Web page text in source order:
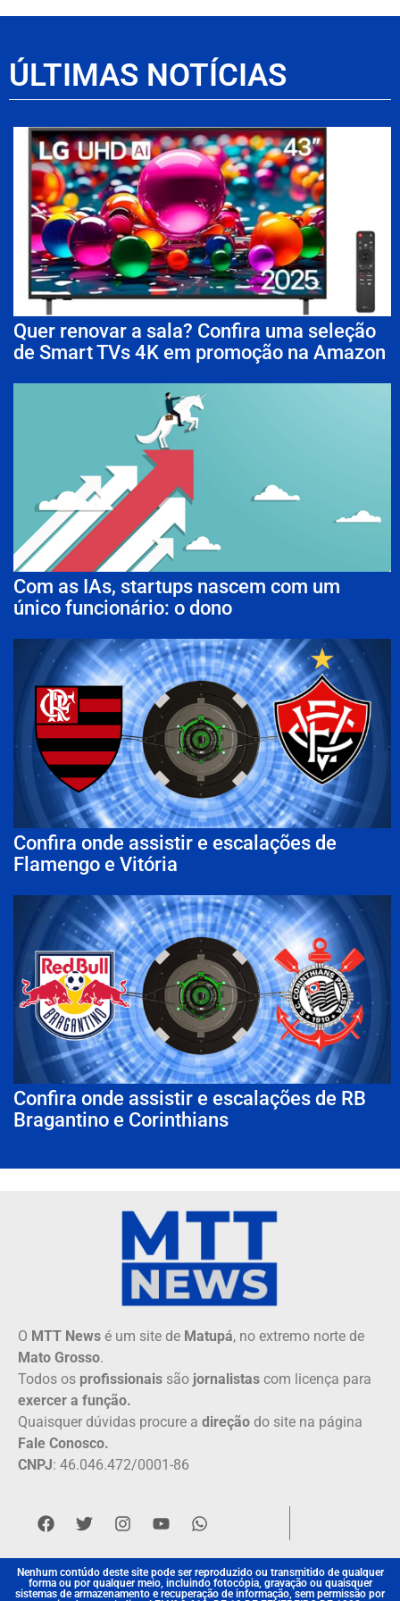
ÚLTIMAS NOTÍCIAS
Quer renovar a sala? Confira uma seleção
de Smart TVs 4K em promoção na Amazon
Com as IAs, startups nascem com um
único funcionário: o dono
Confira onde assistir e escalações de
Flamengo e Vitória
Confira onde assistir e escalações de RB
Bragantino e Corinthians
O MTT News é um site de Matupá, no extremo norte de
Mato Grosso.
Todos os profissionais são jornalistas com licença para
exercer a função.
Quaisquer dúvidas procure a direção do site na página
Fale Conosco.
CNPJ: 46.046.472/0001-86
Nenhum contúdo deste site pode ser reproduzido ou transmitido de qualquer
forma ou por qualquer meio, incluindo fotocópia, gravação ou quaisquer
sistemas de armazenamento e recuperação de informação, sem permissão por